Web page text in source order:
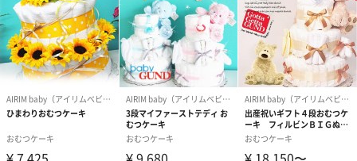
お渡し用の紙袋です。
商品に合わせたサイズをお届けします。